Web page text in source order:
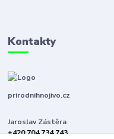
Kontakty
prirodnihnojivo.cz
Jaroslav Zástěra
+420 704 734 743